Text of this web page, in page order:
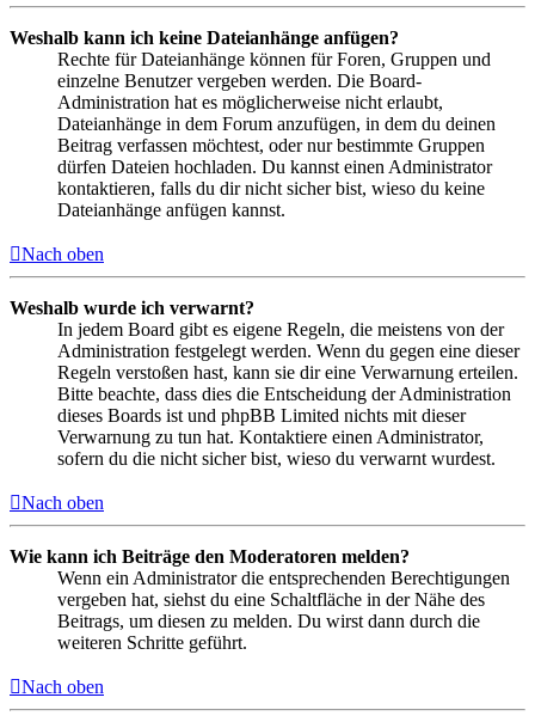
Weshalb kann ich keine Dateianhänge anfügen?
Rechte für Dateianhänge können für Foren, Gruppen und
einzelne Benutzer vergeben werden. Die Board-
Administration hat es möglicherweise nicht erlaubt,
Dateianhänge in dem Forum anzufügen, in dem du deinen
Beitrag verfassen möchtest, oder nur bestimmte Gruppen
dürfen Dateien hochladen. Du kannst einen Administrator
kontaktieren, falls du dir nicht sicher bist, wieso du keine
Dateianhänge anfügen kannst.
Nach oben
Weshalb wurde ich verwarnt?
In jedem Board gibt es eigene Regeln, die meistens von der
Administration festgelegt werden. Wenn du gegen eine dieser
Regeln verstoßen hast, kann sie dir eine Verwarnung erteilen.
Bitte beachte, dass dies die Entscheidung der Administration
dieses Boards ist und phpBB Limited nichts mit dieser
Verwarnung zu tun hat. Kontaktiere einen Administrator,
sofern du die nicht sicher bist, wieso du verwarnt wurdest.
Nach oben
Wie kann ich Beiträge den Moderatoren melden?
Wenn ein Administrator die entsprechenden Berechtigungen
vergeben hat, siehst du eine Schaltfläche in der Nähe des
Beitrags, um diesen zu melden. Du wirst dann durch die
weiteren Schritte geführt.
Nach oben